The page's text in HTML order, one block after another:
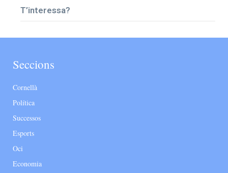
T’interessa?
Seccions
Cornellà
Política
Successos
Esports
Oci
Economia